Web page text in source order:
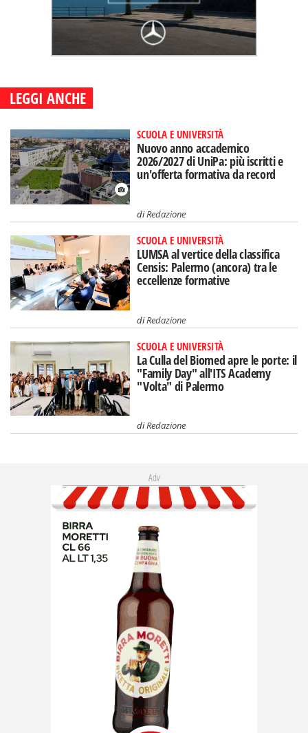
LEGGI ANCHE
SCUOLA E UNIVERSITÀ
Nuovo anno accademico
2026/2027 di UniPa: più iscritti e
un'offerta formativa da record
diRedazione
SCUOLA E UNIVERSITÀ
LUMSA al vertice della classifica
Censis: Palermo (ancora) tra le
eccellenze formative
diRedazione
SCUOLA E UNIVERSITÀ
La Culla del Biomed apre le porte: il
"Family Day" all'ITS Academy
"Volta" di Palermo
diRedazione
Adv